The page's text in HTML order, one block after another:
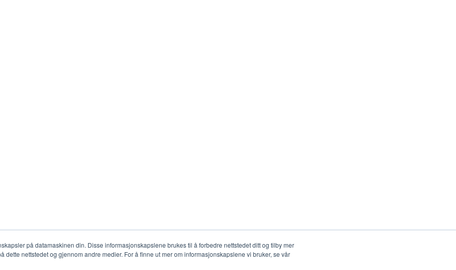
på datamaskinen din. Disse informasjonskapslene brukes til å forbedre nettstedet ditt og tilby mer
dette nettstedet og gjennom andre medier. For å finne ut mer om informasjonskapslene vi bruker, se vår